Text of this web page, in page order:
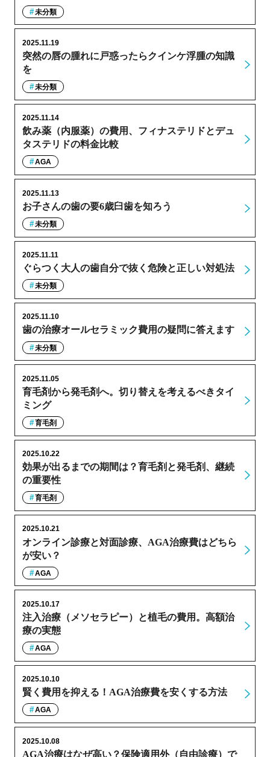
未分類
突然の唇の腫れに戸惑ったらクインケ浮腫の知識
を
2025.11.19
未分類
飲み薬（内服薬）の費用、フィナステリドとデュ
タステリドの料金比較
2025.11.14
AGA
お子さんの歯の要6歳臼歯を知ろう
2025.11.13
未分類
ぐらつく大人の歯自分で抜く危険と正しい対処法
2025.11.11
未分類
歯の治療オールセラミック費用の疑問に答えます
2025.11.10
未分類
育毛剤から発毛剤へ。切り替えを考えるべきタイ
ミング
2025.11.05
育毛剤
効果が出るまでの期間は？育毛剤と発毛剤、継続
の重要性
2025.10.22
育毛剤
オンライン診療と対面診療、AGA治療費はどちら
が安い？
2025.10.21
AGA
注入治療（メソセラピー）と植毛の費用。高額治
療の実態
2025.10.17
AGA
賢く費用を抑える！AGA治療費を安くする方法
2025.10.10
AGA
AGA治療はなぜ高い？保険適用外（自由診療）で
2025.10.08